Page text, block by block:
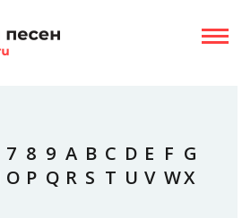
7 8 9 A B C D E F G
O P Q R S T U V WX